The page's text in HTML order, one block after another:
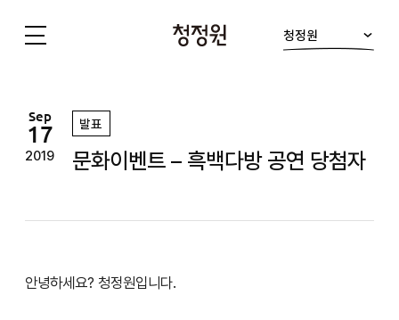
청정원
Sep
17
2019
발표
문화이벤트 – 흑백다방 공연 당첨자
안녕하세요? 청정원입니다.